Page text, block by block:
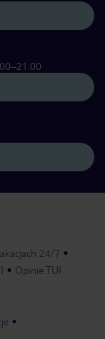
24/7
Opinie TUI